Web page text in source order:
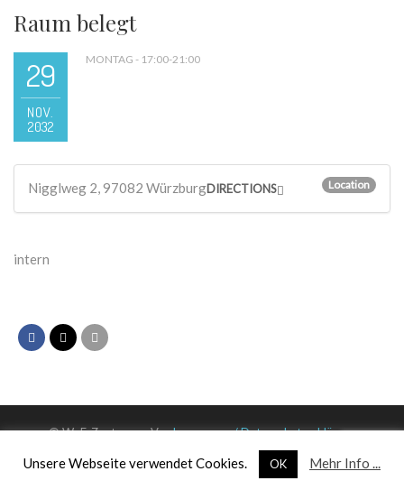
Raum belegt
29
NOV.
2032
MONTAG - 17:00-21:00
Nigglweg 2, 97082 Würzburg Location
DIRECTIONS
intern
© WuF-Zentrum e. V. –Impressum / Datenschutzerklärung
Unsere Webseite verwendet Cookies. OK Mehr Info ...